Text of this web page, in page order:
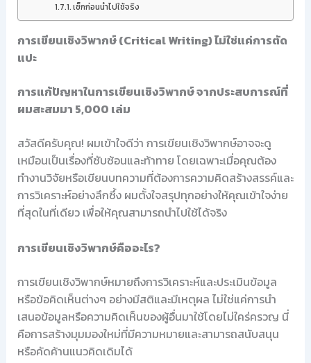
เช็กก่อนนำไปใช้จริง
การเขียนเชิงวิพากษ์ (Critical Writing) ไม่ใช่แค่การตัด
แปะ
การแก้ปัญหาในการเขียนเชิงวิพากษ์ จากประสบการณ์ที่
ผมสะสมมา 5,000 เล่ม
สวัสดีครับคุณ! ผมเข้าใจดีว่า การเขียนเชิงวิพากษ์อาจจะดู
เหมือนเป็นเรื่องที่ซับซ้อนและท้าทาย โดยเฉพาะเมื่อคุณต้อง
ทำงานวิจัยหรือเขียนบทความที่ต้องการความคิดสร้างสรรค์และ
การวิเคราะห์อย่างลึกซึ้ง ผมตั้งใจสรุปทุกอย่างให้คุณเข้าใจง่าย
ที่สุดในที่เดียว เพื่อให้คุณสามารถนำไปใช้ได้จริง
การเขียนเชิงวิพากษ์คืออะไร?
การเขียนเชิงวิพากษ์หมายถึงการวิเคราะห์และประเมินข้อมูล
หรือข้อคิดเห็นต่างๆ อย่างมีสติและมีเหตุผล ไม่ใช่แค่การนำ
เสนอข้อมูลหรือความคิดเห็นของผู้อื่นมาใช้โดยไม่ใคร่ครวญ นี่
คือการสร้างมุมมองใหม่ที่มีความหมายและสามารถสนับสนุน
หรือคัดค้านแนวคิดเดิมได้